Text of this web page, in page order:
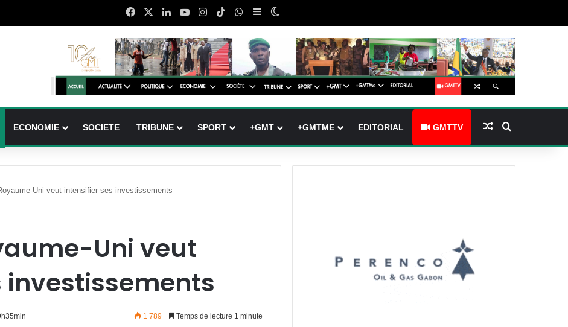
FacebookLinkedinYouTubeInstagram
TikTokWhatsApp
Sidebar (barre latérale)
Switch skin
ECONOMIE SOCIETE TRIBUNE SPORT +GMT +GMTME EDITORIAL GMTTV Article Aléatoire
Uni veut intensifier ses investissements
Uni veut
investissements
1 789 Temps de lecture 1 minute